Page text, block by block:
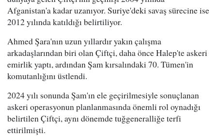
Afganistan'a kadar uzanıyor. Suriye'deki savaş sürecine ise
2012 yılında katıldığı belirtiliyor.
Ahmed Şara'nın uzun yıllardır yakın çalışma
arkadaşlarından biri olan Çiftçi, daha önce Halep'te askeri
emirlik yaptı, ardından Şam kırsalındaki 70. Tümen'in
komutanlığını üstlendi.
2024 yılı sonunda Şam'ın ele geçirilmesiyle sonuçlanan
askeri operasyonun planlanmasında önemli rol oynadığı
belirtilen Çiftçi, aynı dönemde tuğgeneralliğe terfi
ettirilmişti.